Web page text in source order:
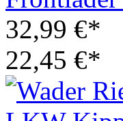
32,99 €*
22,45 €*